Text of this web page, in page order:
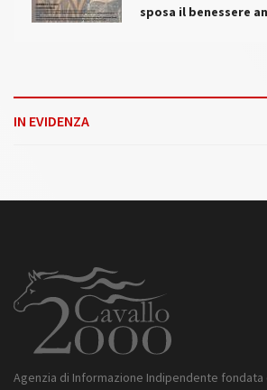
sposa il benessere
IN EVIDENZA
Agenzia di Informazione Indipendente fondata